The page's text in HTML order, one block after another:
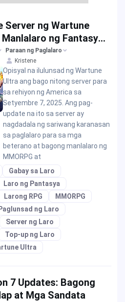
Server ng Wartune
ng Fantasy
2025
Paraan ng Paglalaro
Kristene
Opisyal na ilulunsad ng Wartune
Ultra ang bago nitong server para
sa rehiyon ng America sa
Setyembre 7, 2025. Ang pag-
update na ito sa server ay
nagdadala ng sariwang karanasan
sa paglalaro para sa mga
beterano at bagong manlalaro ng
MMORPG at
Gabay sa Laro
Laro ng Pantasya
Larong RPG
MMORPG
Paglunsad ng Laro
Server ng Laro
Top-up ng Laro
Ultra
7 Updates: Bagong
at Mga Sandata